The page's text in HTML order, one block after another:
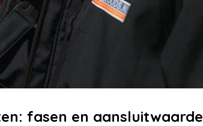
fasen en aansluitwaarde